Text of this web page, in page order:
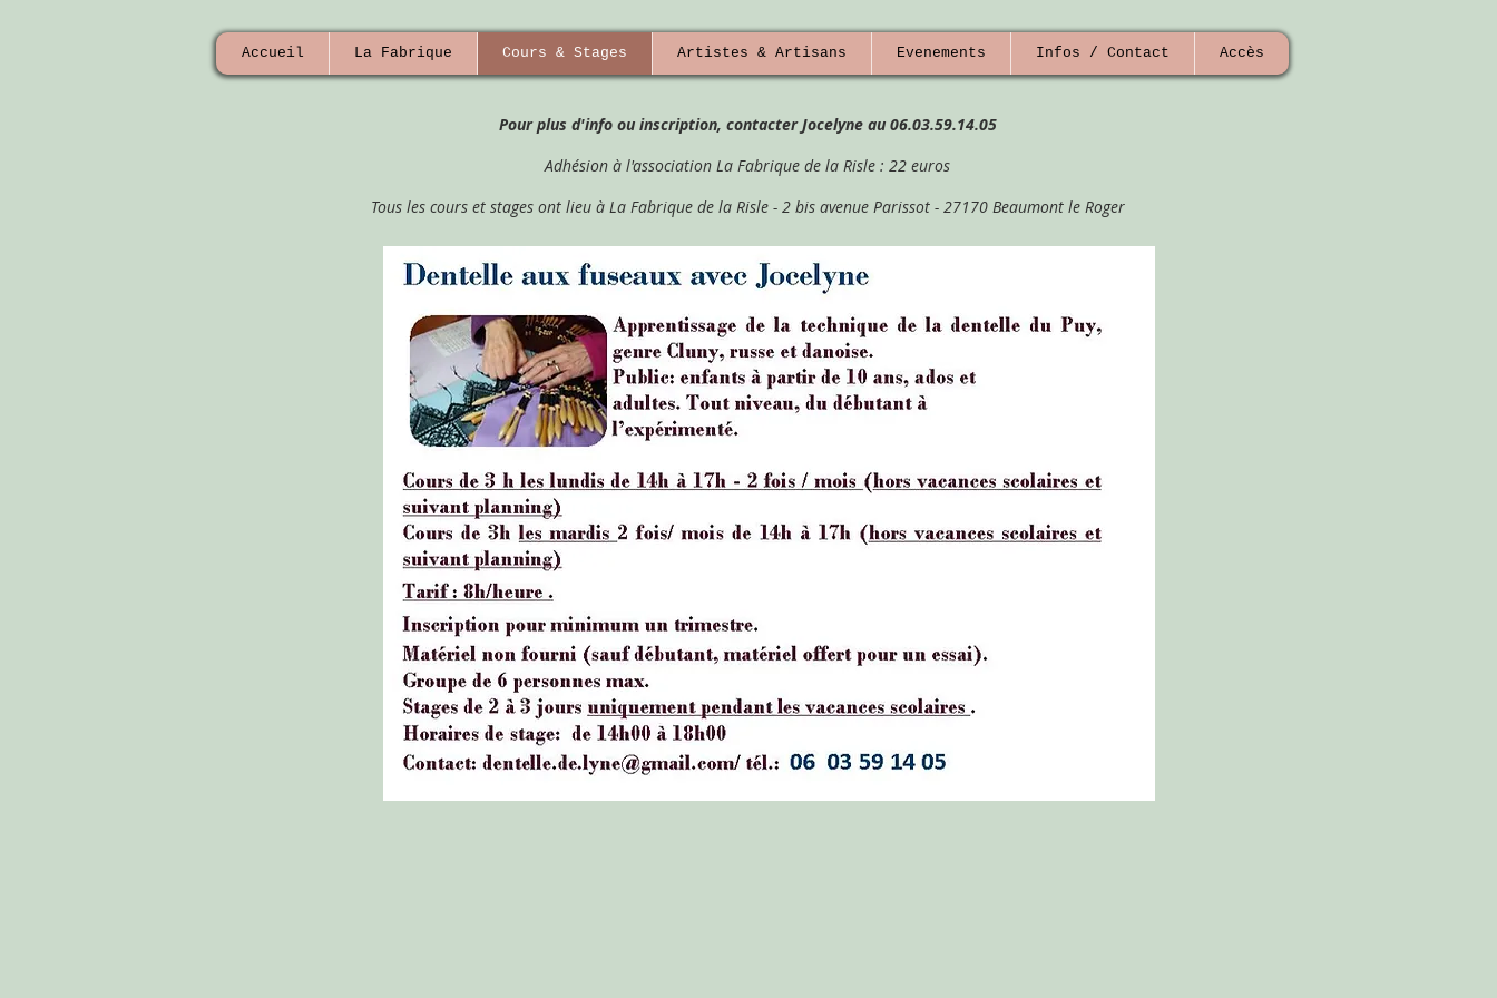
Pour plus d'info ou inscription, contacter Jocelyne au 06.03.59.14.05
Adhésion à l'association La Fabrique de la Risle : 22 euros
Tous les cours et stages ont lieu à La Fabrique de la Risle - 2 bis avenue Parissot - 27170 Beaumont le Roger
Accueil La Fabrique Cours & Stages Artistes & Artisans Evenements Infos / Contact Accès